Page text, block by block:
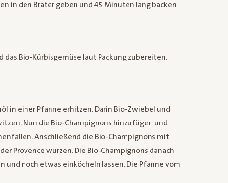
in den Bräter geben und 45 Minuten lang backen
das Bio-Kürbisgemüse laut Packung zubereiten.
in einer Pfanne erhitzen. Darin Bio-Zwiebel und
Nun die Bio-Champignons hinzufügen und
Anschließend die Bio-Champignons mit
Provence würzen. Die Bio-Champignons danach
und noch etwas einköcheln lassen. Die Pfanne vom